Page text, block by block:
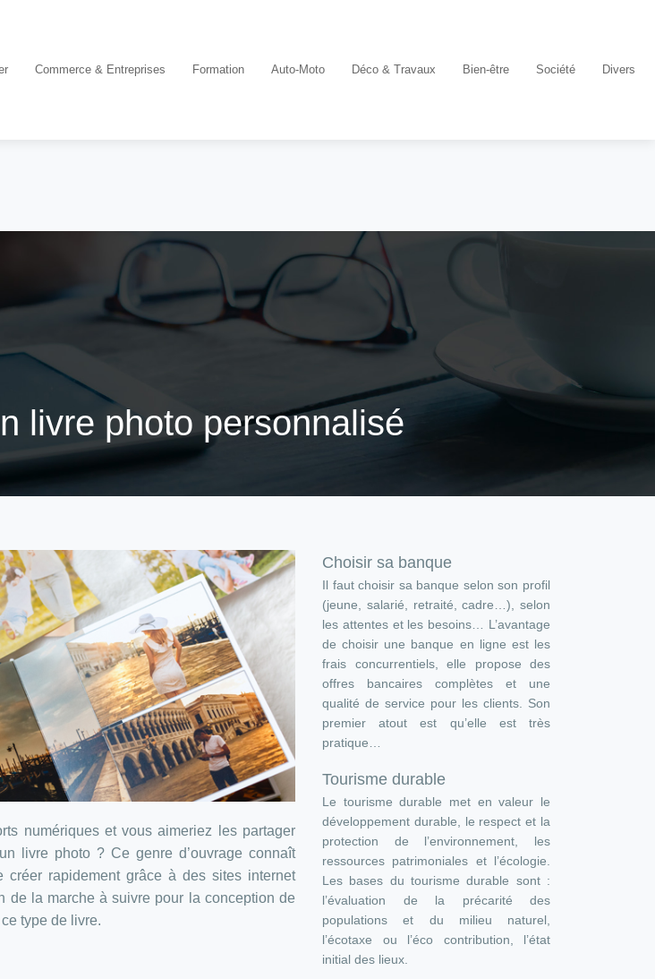
Commerce & Entreprises Formation Auto-Moto Déco & Travaux Bien-être Société Divers
livre photo personnalisé
numériques et vous aimeriez les partager
livre photo ? Ce genre d’ouvrage connaît
rapidement grâce à des sites internet
de la marche à suivre pour la conception de
type de livre.
Choisir sa banque
Il faut choisir sa banque selon son profil
(jeune, salarié, retraité, cadre…), selon
les attentes et les besoins… L’avantage
de choisir une banque en ligne est les
frais concurrentiels, elle propose des
offres bancaires complètes et une
qualité de service pour les clients. Son
premier atout est qu’elle est très
pratique…
Tourisme durable
Le tourisme durable met en valeur le
développement durable, le respect et la
protection de l’environnement, les
ressources patrimoniales et l’écologie.
Les bases du tourisme durable sont :
l’évaluation de la précarité des
populations et du milieu naturel,
l’écotaxe ou l’éco contribution, l’état
initial des lieux.